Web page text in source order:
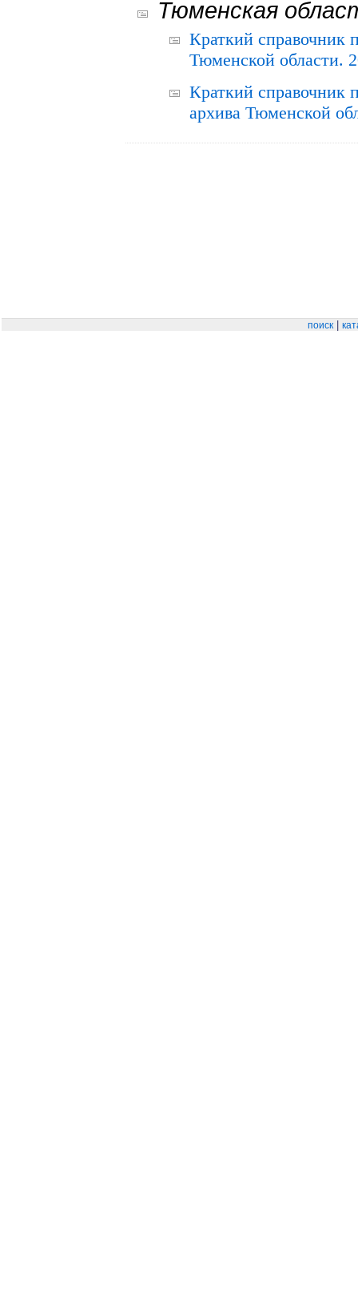
Тюменская
Краткий справочник
Тюменской области.
Краткий справочник
архива Тюменской
поиск